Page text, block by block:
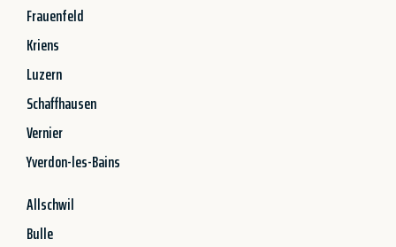
Frauenfeld
Kriens
Luzern
Schaffhausen
Vernier
Yverdon-les-Bains
Allschwil
Bulle